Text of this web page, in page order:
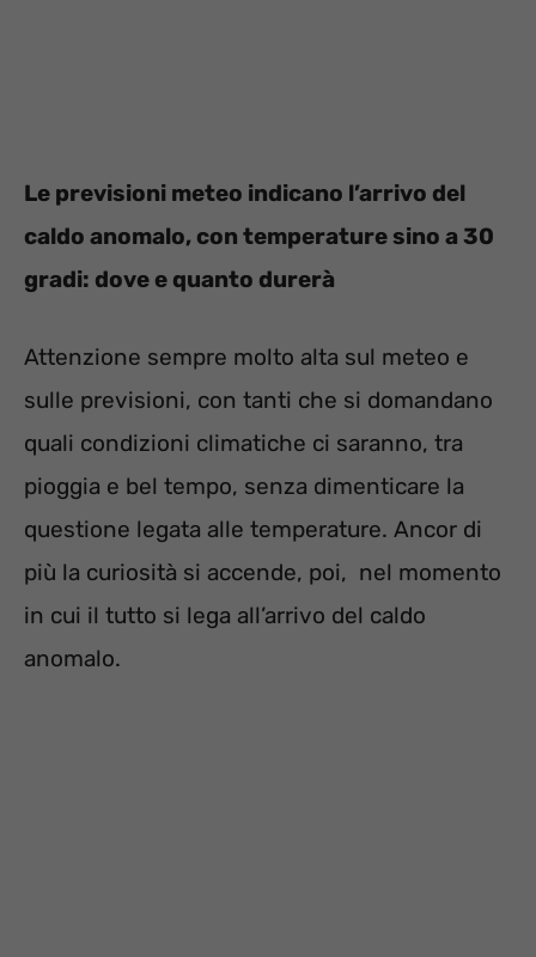
Le previsioni meteo indicano l’arrivo del
caldo anomalo, con temperature sino a 30
gradi: dove e quanto durerà
Attenzione sempre molto alta sul meteo e
sulle previsioni, con tanti che si domandano
quali condizioni climatiche ci saranno, tra
pioggia e bel tempo, senza dimenticare la
questione legata alle temperature. Ancor di
più la curiosità si accende, poi, nel momento
in cui il tutto si lega all’arrivo del caldo
anomalo.